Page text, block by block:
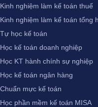
Kinh nghiệm làm kế toán thuế
Kinh nghiệm làm kế toán tổng
Tự học kế toán
Học kế toán doanh nghiệp
Học KT hành chính sự nghiệp
Học kế toán ngân hàng
Chuẩn mực kế toán
Học phần mềm kế toán MISA